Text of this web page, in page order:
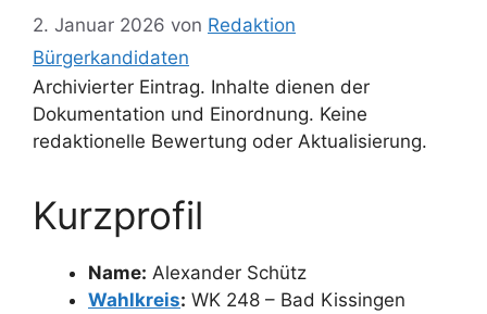
2. Januar 2026 von Redaktion
Bürgerkandidaten
Archivierter Eintrag. Inhalte dienen der
Dokumentation und Einordnung. Keine
redaktionelle Bewertung oder Aktualisierung.
Kurzprofil
Name: Alexander Schütz
Wahlkreis: WK 248 – Bad Kissingen